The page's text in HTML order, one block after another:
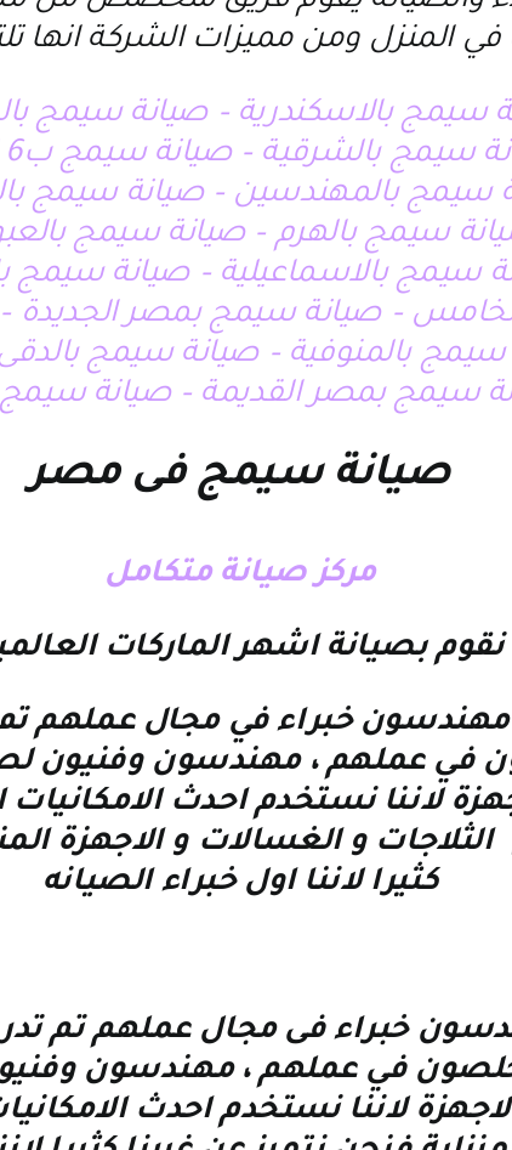
المنزل ومن مميزات الشركة انها
سيمج بالاسكندرية – صيانة سيمج
– صيانة سيمج ب6 اكتوبر – صيانة سيمج بالمعادى
سيمج بالمهندسين – صيانة سيمج
سيمج بالهرم – صيانة سيمج
سيمج بالاسماعيلية – صيانة سيمج
– صيانة سيمج بمصر الجديدة
بالمنوفية – صيانة سيمج
سيمج بمصر القديمة – صيانة سيمج
صيانة سيمج فى مصر
مركز صيانة متكامل
نقوم بصيانة اشهر الماركات
مهندسون خبراء في مجال عملهم
في عملهم ، مهندسون وفنيون
لاننا نستخدم احدث الامكانيات
و الغسالات و الاجهزة
كثيرا لاننا اول خبراء الصيانه
خبراء فى مجال عملهم تم
في عملهم ، مهندسون
لاننا نستخدم احدث